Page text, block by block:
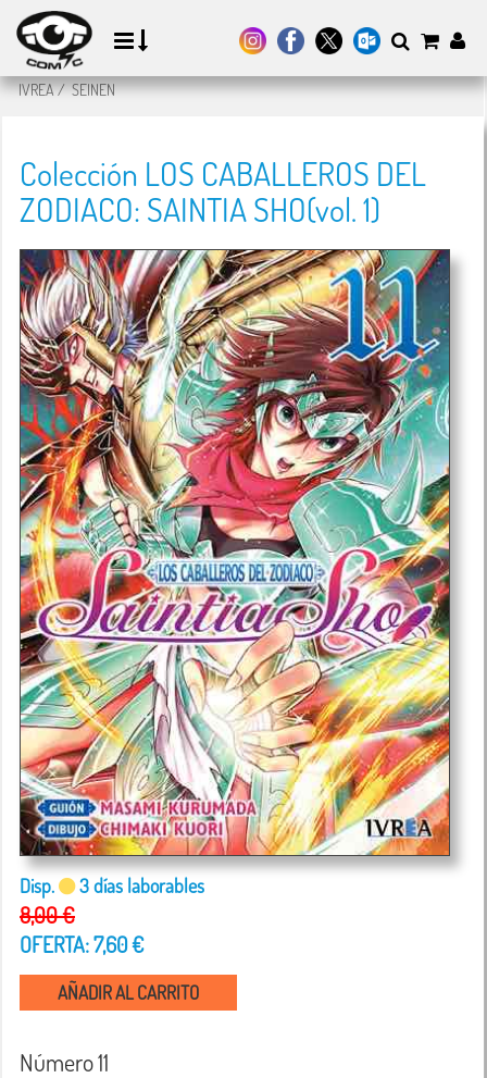
IVREA/SEINEN
Colección LOS CABALLEROS DEL
ZODIACO: SAINTIA SHO(vol. 1)
Disp. 3 días laborables
8,00 €
OFERTA: 7,60 €
AÑADIR AL CARRITO
Número 11